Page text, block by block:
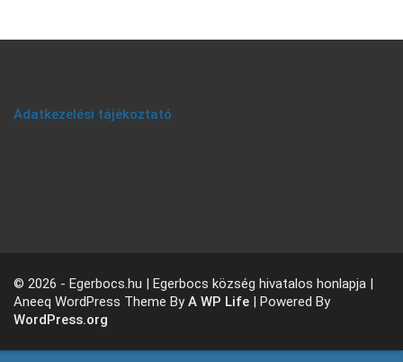
Adatkezelési tájékoztató
© 2026 - Egerbocs.hu | Egerbocs község hivatalos honlapja |
Aneeq WordPress Theme ByA WP Life | Powered By
WordPress.org